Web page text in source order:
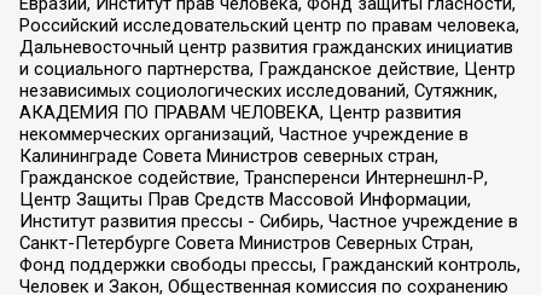
Российский исследовательский центр по правам человека,
Дальневосточный центр развития гражданских инициатив
и социального партнерства, Гражданское действие, Центр
независимых социологических исследований, Сутяжник,
АКАДЕМИЯ ПО ПРАВАМ ЧЕЛОВЕКА, Центр развития
некоммерческих организаций, Частное учреждение в
Калининграде Совета Министров северных стран,
Гражданское содействие, Трансперенси Интернешнл-Р,
Центр Защиты Прав Средств Массовой Информации,
Институт развития прессы - Сибирь, Частное учреждение в
Санкт-Петербурге Совета Министров Северных Стран,
Фонд поддержки свободы прессы, Гражданский контроль,
Человек и Закон, Общественная комиссия по сохранению